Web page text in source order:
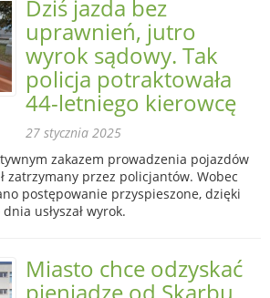
Dziś jazda bez
uprawnień, jutro
wyrok sądowy. Tak
policja potraktowała
44-letniego kierowcę
27 stycznia 2025
zakazem prowadzenia pojazdów
zatrzymany przez policjantów. Wobec
postępowanie przyspieszone, dzięki
usłyszał wyrok.
Miasto chce odzyskać